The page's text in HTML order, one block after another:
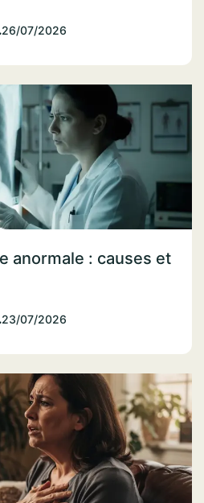
.26/07/2026
anormale : causes et
.23/07/2026